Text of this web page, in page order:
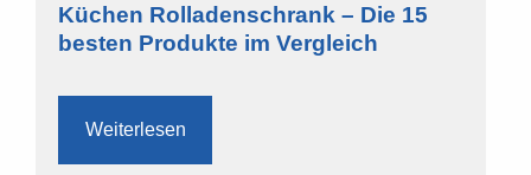
Küchen Rolladenschrank – Die 15
besten Produkte im Vergleich
Weiterlesen